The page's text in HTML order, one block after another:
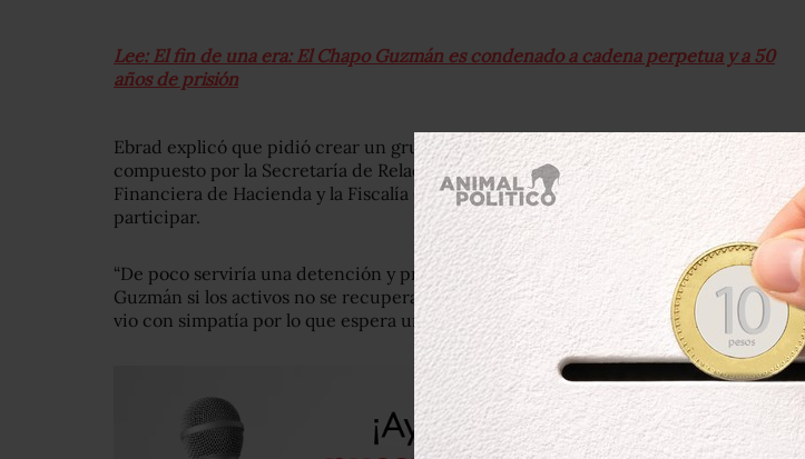
Lee: El fin de una era: El Chapo Guzmán es condenado a cadena perpetua y a 50
años de prisión
Ebrad explicó que pidió crear un grupo binacional que del lado mexicano estaría
compuesto por la Secretaría de Relaciones Exteriores, la Unidad de Inteligencia
Financiera de Hacienda y la Fiscalía General, y otras dependencias que deben
participar.
“De poco serviría una detención y procesamiento de un personaje como El Chapo
Guzmán si los activos no se recuperan”, dijo el canciller, quien añadió que Pompeo lo
vio con simpatía por lo que espera una respuesta oficial positiva.